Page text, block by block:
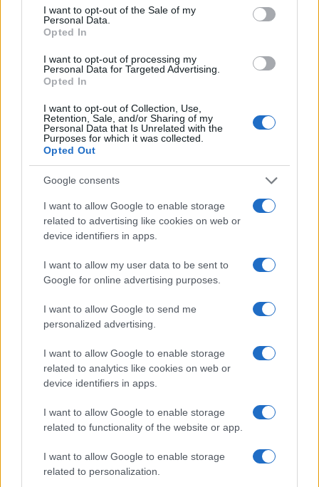
consent section.
I want to opt-out of the Sale of my
Personal Data.
Opted In
I want to opt-out of processing my
Personal Data for Targeted Advertising.
Opted In
I want to opt-out of Collection, Use,
Retention, Sale, and/or Sharing of my
Personal Data that Is Unrelated with the
Purposes for which it was collected.
Opted Out
Google consents
I want to allow Google to enable storage
related to advertising like cookies on web or
device identifiers in apps.
I want to allow my user data to be sent to
Google for online advertising purposes.
I want to allow Google to send me
personalized advertising.
I want to allow Google to enable storage
related to analytics like cookies on web or
device identifiers in apps.
I want to allow Google to enable storage
related to functionality of the website or app.
I want to allow Google to enable storage
related to personalization.
« Impartial, neutre et indépendant », le CICR jouit d’un
statut unique car son rôle est officiellement reconnu par
tous les pays. Du fait que ses « délégués », comme les
appelle l’organisation, engagent des discussions avec les
confidentialité, obligation qui est parfois mal interprétée
ou mal acceptée.
Il reste 85.31% de cet article à lire. La suite est réservée
aux abonnés.